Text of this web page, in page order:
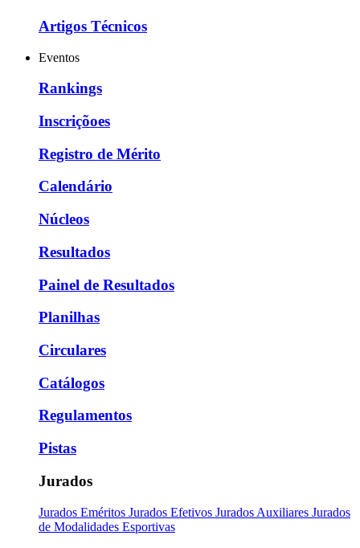
Artigos Técnicos
Eventos
Rankings
Inscriçõoes
Registro de Mérito
Calendário
Núcleos
Resultados
Painel de Resultados
Planilhas
Circulares
Catálogos
Regulamentos
Pistas
Jurados
Jurados Eméritos Jurados Efetivos Jurados Auxiliares Jurados
de Modalidades Esportivas